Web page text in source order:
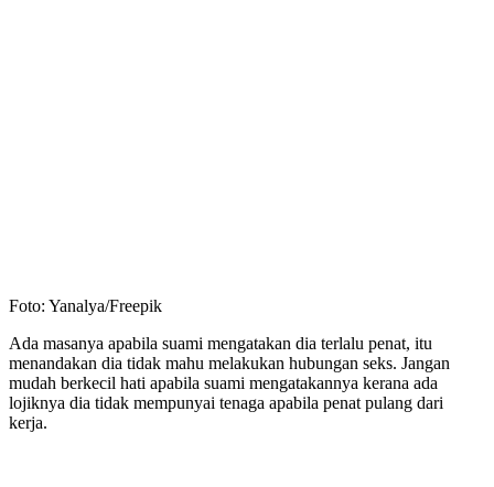
Foto: Yanalya/Freepik
Ada masanya apabila suami mengatakan dia terlalu penat, itu
menandakan dia tidak mahu melakukan hubungan seks. Jangan
mudah berkecil hati apabila suami mengatakannya kerana ada
lojiknya dia tidak mempunyai tenaga apabila penat pulang dari
kerja.